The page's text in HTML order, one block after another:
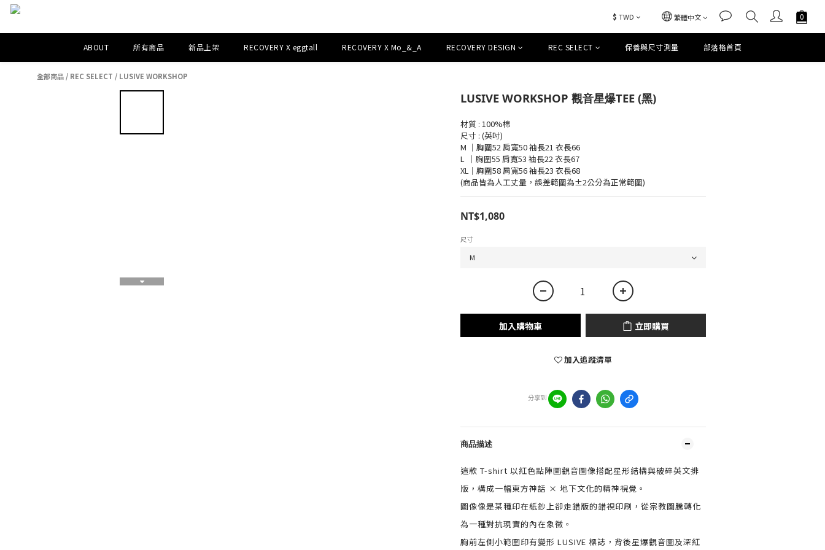
$ TWD 繁體中文
ABOUT 所有商品 新品上架 RECOVERY X eggtall RECOVERY X Mo_&_A RECOVERY DESIGN REC SELECT 保養與尺寸測量 部落格首頁
全部商品 / REC SELECT / LUSIVE WORKSHOP
LUSIVE WORKSHOP 觀音星爆TEE (黑)
材質 : 100%棉
尺寸 : (英吋)
M ｜胸圍52 肩寬50 袖長21 衣長66
L  ｜胸圍55 肩寬53 袖長22 衣長67
XL｜胸圍58 肩寬56 袖長23 衣長68
(商品皆為人工丈量，誤差範圍為±2公分為正常範圍)
NT$1,080
尺寸
加入購物車 立即購買
加入追蹤清單
分享到
商品描述
這款 T-shirt 以紅色點陣圖觀音圖像搭配星形結構與破碎英文排
版，構成一幅東方神話 × 地下文化的精神視覺。
圖像像是某種印在紙鈔上卻走錯版的錯視印刷，從宗教圖騰轉化
為一種對抗現實的內在象徵。
胸前左側小範圍印有變形 LUSIVE 標誌，背後星爆觀音圖及深紅